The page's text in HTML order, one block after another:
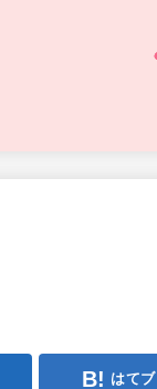
はてブ